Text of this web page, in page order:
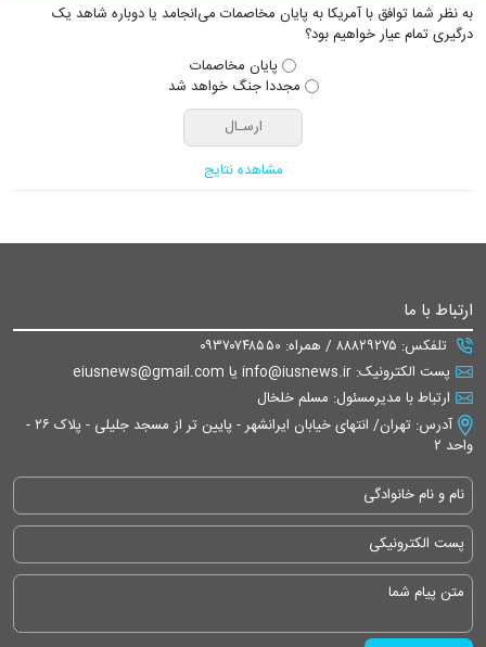
به نظر شما توافق با آمریکا به پایان مخاصمات می‌انجامد یا دوباره شاهد یک
درگیری تمام عیار خواهیم بود؟
پایان مخاصمات
مجددا جنگ خواهد شد
مشاهده نتایج
ارتباط با ما
تلفکس: ۸۸۸۲۹۲۷۵ / همراه: ۰۹۳۷۰۷۴۸۵۵۰
پست الکترونیک: info@iusnews.ir یا eiusnews@gmail.com
ارتباط با مدیرمسئول: مسلم خلخال
آدرس: تهران/ انتهای خیابان ایرانشهر - پایین تر از مسجد جلیلی - پلاک ۲۶ -
واحد ۲